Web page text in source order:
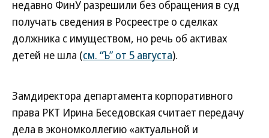
недавно ФинУ разрешили без обращения в суд
получать сведения в Росреестре о сделках
должника с имуществом, но речь об активах
детей не шла (см. “Ъ” от 5 августа).
Замдиректора департамента корпоративного
права РКТ Ирина Беседовская считает передачу
дела в экономколлегию «актуальной и